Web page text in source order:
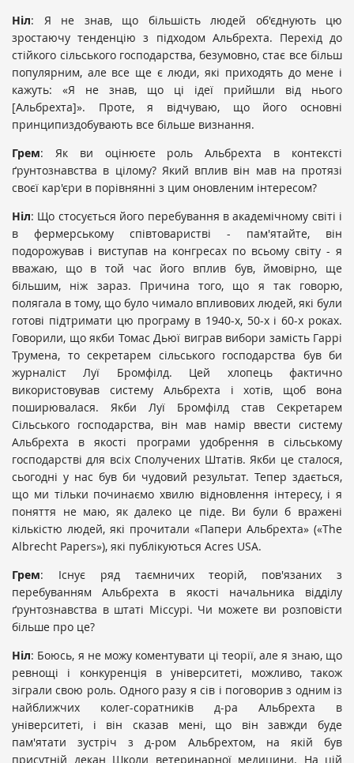
Ніл: Я не знав, що більшість людей об'єднують цю
зростаючу тенденцію з підходом Альбрехта. Перехід до
стійкого сільського господарства, безумовно, стає все більш
популярним, але все ще є люди, які приходять до мене і
кажуть: «Я не знав, що ці ідеї прийшли від нього
[Альбрехта]». Проте, я відчуваю, що його основні
принципиздобувають все більше визнання.
Грем: Як ви оцінюєте роль Альбрехта в контексті
ґрунтознавства в цілому? Який вплив він мав на протязі
своєї кар'єри в порівнянні з цим оновленим інтересом?
Ніл: Що стосується його перебування в академічному світі і
в фермерському співтоваристві - пам'ятайте, він
подорожував і виступав на конгресах по всьому світу - я
вважаю, що в той час його вплив був, ймовірно, ще
більшим, ніж зараз. Причина того, що я так говорю,
полягала в тому, що було чимало впливових людей, які були
готові підтримати цю програму в 1940-х, 50-х і 60-х роках.
Говорили, що якби Томас Дьюї виграв вибори замість Гаррі
Трумена, то секретарем сільського господарства був би
журналіст Луї Бромфілд. Цей хлопець фактично
використовував систему Альбрехта і хотів, щоб вона
поширювалася. Якби Луї Бромфілд став Секретарем
Сільського господарства, він мав намір ввести систему
Альбрехта в якості програми удобрення в сільському
господарстві для всіх Сполучених Штатів. Якби це сталося,
сьогодні у нас був би чудовий результат. Тепер здається,
що ми тільки починаємо хвилю відновлення інтересу, і я
поняття не маю, як далеко це піде. Ви були б вражені
кількістю людей, які прочитали «Папери Альбрехта» («The
Albrecht Papers»), які публікуються Acres USA.
Грем: Існує ряд таємничих теорій, пов'язаних з
перебуванням Альбрехта в якості начальника відділу
ґрунтознавства в штаті Міссурі. Чи можете ви розповісти
більше про це?
Ніл: Боюсь, я не можу коментувати ці теорії, але я знаю, що
ревнощі і конкуренція в університеті, можливо, також
зіграли свою роль. Одного разу я сів і поговорив з одним із
найближчих колег-соратників д-ра Альбрехта в
університеті, і він сказав мені, що він завжди буде
пам'ятати зустріч з д-ром Альбрехтом, на якій був
присутній декан Школи ветеринарної медицини. На цій